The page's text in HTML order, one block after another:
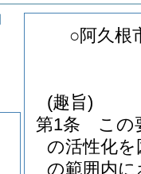
○阿久根
(趣旨)
第1条
この
の活性化
の範囲内